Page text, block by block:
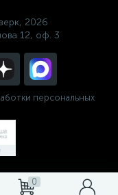
0
2026
12, оф. 3
персональных